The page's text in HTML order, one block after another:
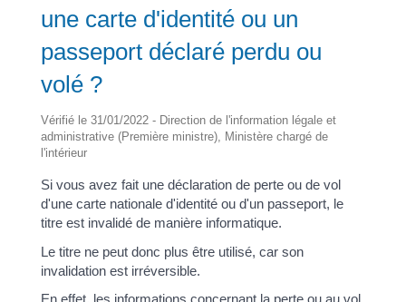
une carte d'identité ou un
passeport déclaré perdu ou
volé ?
Vérifié le 31/01/2022 - Direction de l'information légale et
administrative (Première ministre), Ministère chargé de
l'intérieur
Si vous avez fait une déclaration de perte ou de vol
d'une carte nationale d'identité ou d'un passeport, le
titre est invalidé de manière informatique.
Le titre ne peut donc plus être utilisé, car son
invalidation est irréversible.